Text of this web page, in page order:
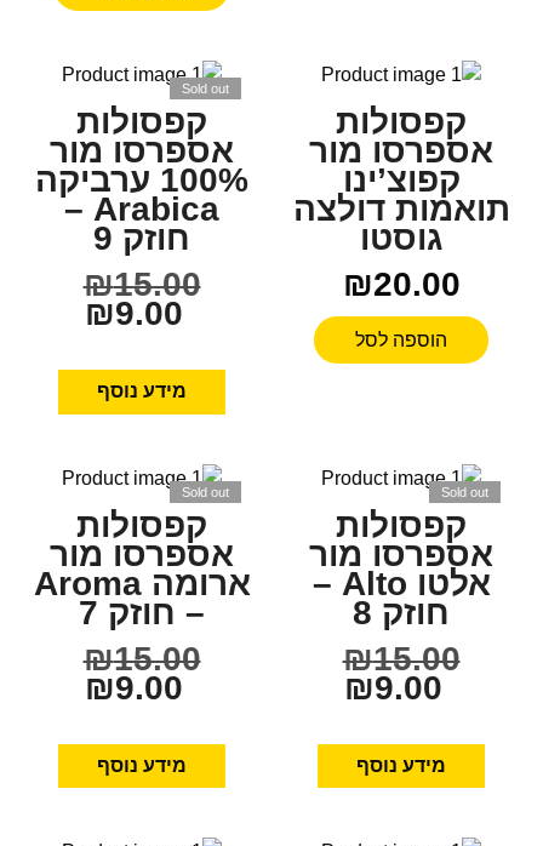
קפסולות
אספרסו מור
קפוצ’ינו
תואמות דולצה
גוסטו
₪20.00
הוספה לסל
Sold out
קפסולות
אספרסו מור
100% ערביקה
Arabica –
חוזק 9
₪15.00
₪9.00
מידע נוסף
Sold out
קפסולות
אספרסו מור
אלטו Alto –
חוזק 8
₪15.00
₪9.00
מידע נוסף
Sold out
קפסולות
אספרסו מור
ארומה Aroma
– חוזק 7
₪15.00
₪9.00
מידע נוסף